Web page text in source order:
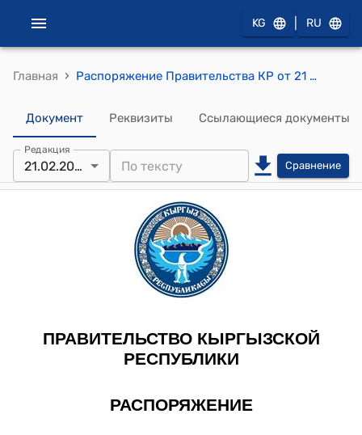
KG RU
Главная › Распоряжение Правительства КР от 21 февраля 2008 года № 57-р (Об организации и проведения торжественных мероприятий, посвященных празднованию Международного женского дня 8 марта)
Документ Реквизиты Ссылающиеся документы
Редакция
21.02.2008 Сравнение